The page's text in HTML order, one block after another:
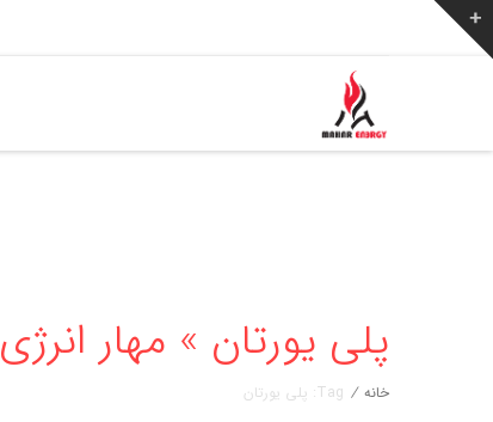
پلی یورتان » مهار انرژی 02136256776
خانه / Tag: پلی یورتان